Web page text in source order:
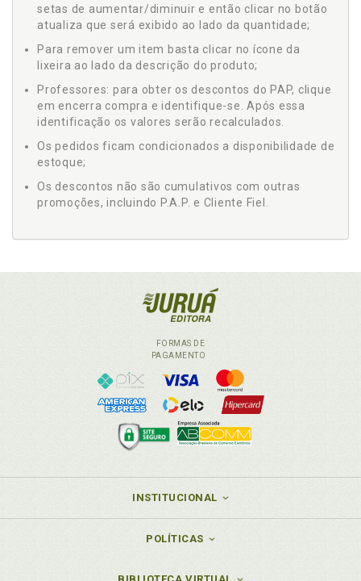
setas de aumentar/diminuir e então clicar no botão
atualiza que será exibido ao lado da quantidade;
Para remover um item basta clicar no ícone da
lixeira ao lado da descrição do produto;
Professores: para obter os descontos do PAP, clique
em encerra compra e identifique-se. Após essa
identificação os valores serão recalculados.
Os pedidos ficam condicionados a disponibilidade de
estoque;
Os descontos não são cumulativos com outras
promoções, incluindo P.A.P. e Cliente Fiel.
FORMAS DE
PAGAMENTO
INSTITUCIONAL
POLÍTICAS